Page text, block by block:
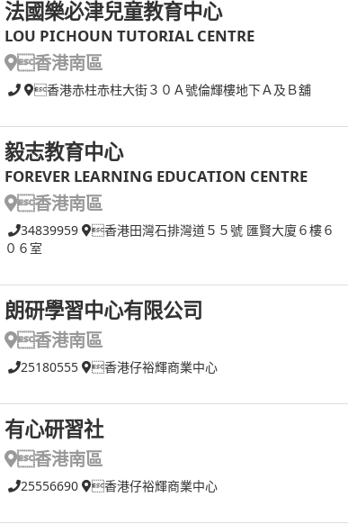
法國樂必津兒童教育中心
LOU PICHOUN TUTORIAL CENTRE
香港南區
香港赤柱赤柱大街３０Ａ號倫輝樓地下Ａ及Ｂ舖
毅志教育中心
FOREVER LEARNING EDUCATION CENTRE
香港南區
34839959
香港田灣石排灣道５５號 匯賢大廈６樓６
０６室
朗研學習中心有限公司
香港南區
25180555 香港仔裕輝商業中心
有心研習社
香港南區
25556690 香港仔裕輝商業中心